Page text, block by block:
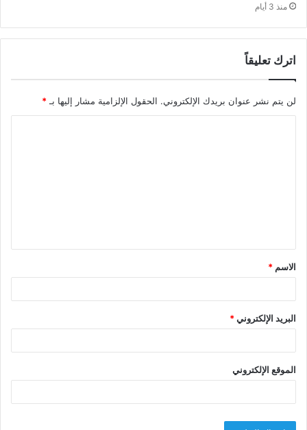
منذ 3 أيام
اترك تعليقاً
لن يتم نشر عنوان بريدك الإلكتروني. الحقول الإلزامية مشار إليها بـ *
ق
*
الاسم *
البريد الإلكتروني*
الموقع الإلكتروني